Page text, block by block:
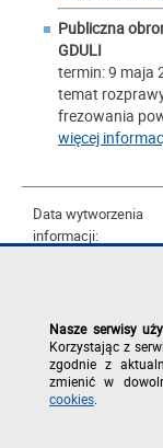
Publiczna
GDULI
termin: 9 maja
temat
frezowania
więcej
Data wytworzenia
informacji:
Wytworzył/
za treść informacji
(jednostka/
Nasze serwisy
Korzystając z
zgodnie z
zmienić w
cookies